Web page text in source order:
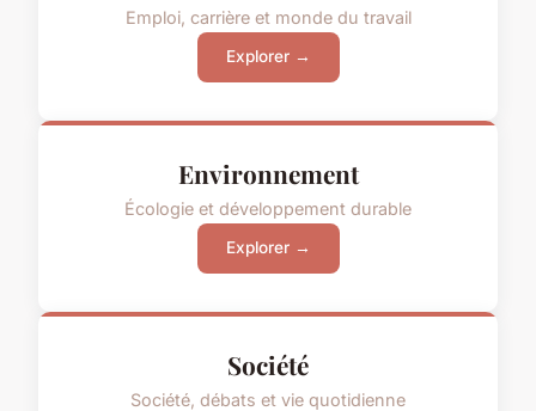
Emploi, carrière et monde du travail
Explorer →
Environnement
Écologie et développement durable
Explorer →
Société
Société, débats et vie quotidienne